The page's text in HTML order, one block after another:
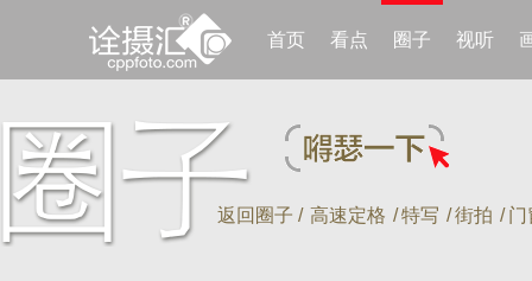
首页 看点 圈子 视听
返回圈子 / 高速定格 /特写 /街拍 / 门